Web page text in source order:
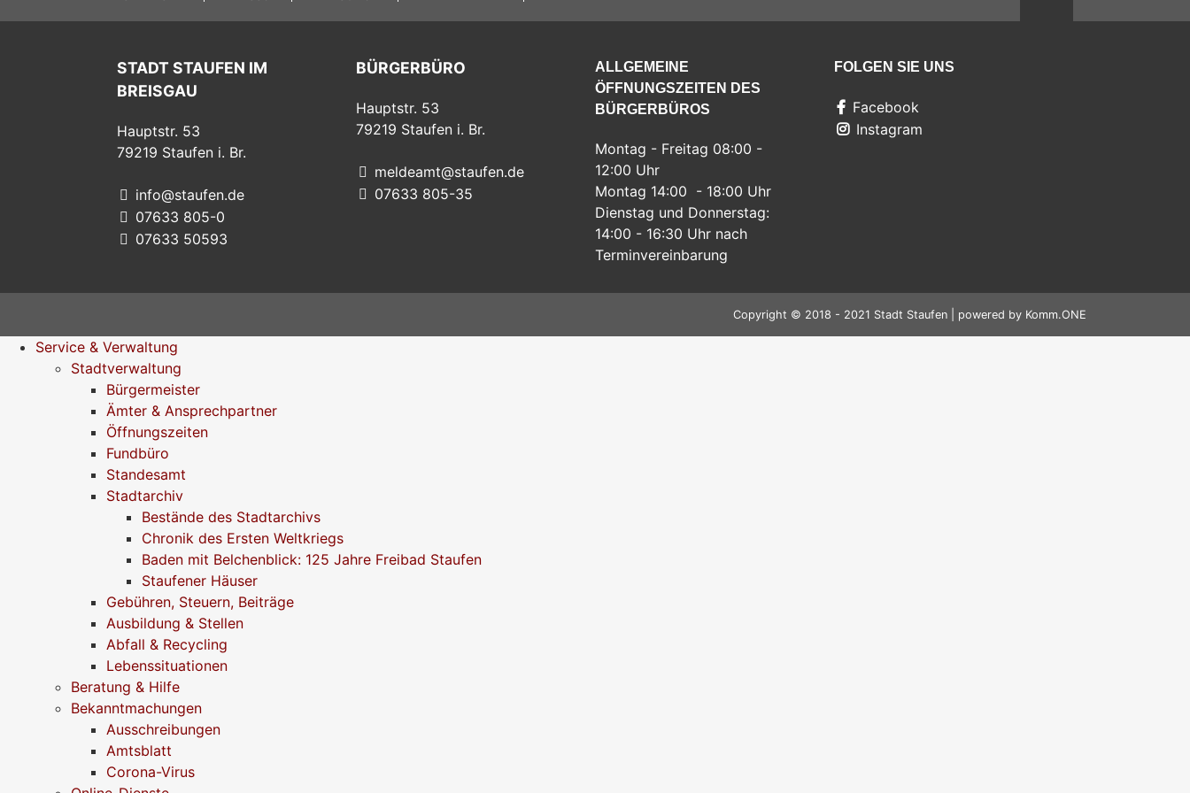
STADT STAUFEN IM
BREISGAU
Hauptstr. 53
79219 Staufen i. Br.
info@staufen.de
07633 805-0
07633 50593
BÜRGERBÜRO
Hauptstr. 53
79219 Staufen i. Br.
meldeamt@staufen.de
07633 805-35
ALLGEMEINE
ÖFFNUNGSZEITEN DES
BÜRGERBÜROS
Montag - Freitag 08:00 -
12:00 Uhr
Montag 14:00 - 18:00 Uhr
Dienstag und Donnerstag:
14:00 - 16:30 Uhr nach
Terminvereinbarung
FOLGEN SIE UNS
Facebook
Instagram
Copyright © 2018 - 2021 Stadt Staufen | powered by Komm.ONE
Service & Verwaltung
Stadtverwaltung
Bürgermeister
Ämter & Ansprechpartner
Öffnungszeiten
Fundbüro
Standesamt
Stadtarchiv
Bestände des Stadtarchivs
Chronik des Ersten Weltkriegs
Baden mit Belchenblick: 125 Jahre Freibad Staufen
Staufener Häuser
Gebühren, Steuern, Beiträge
Ausbildung & Stellen
Abfall & Recycling
Lebenssituationen
Beratung & Hilfe
Bekanntmachungen
Ausschreibungen
Amtsblatt
Corona-Virus